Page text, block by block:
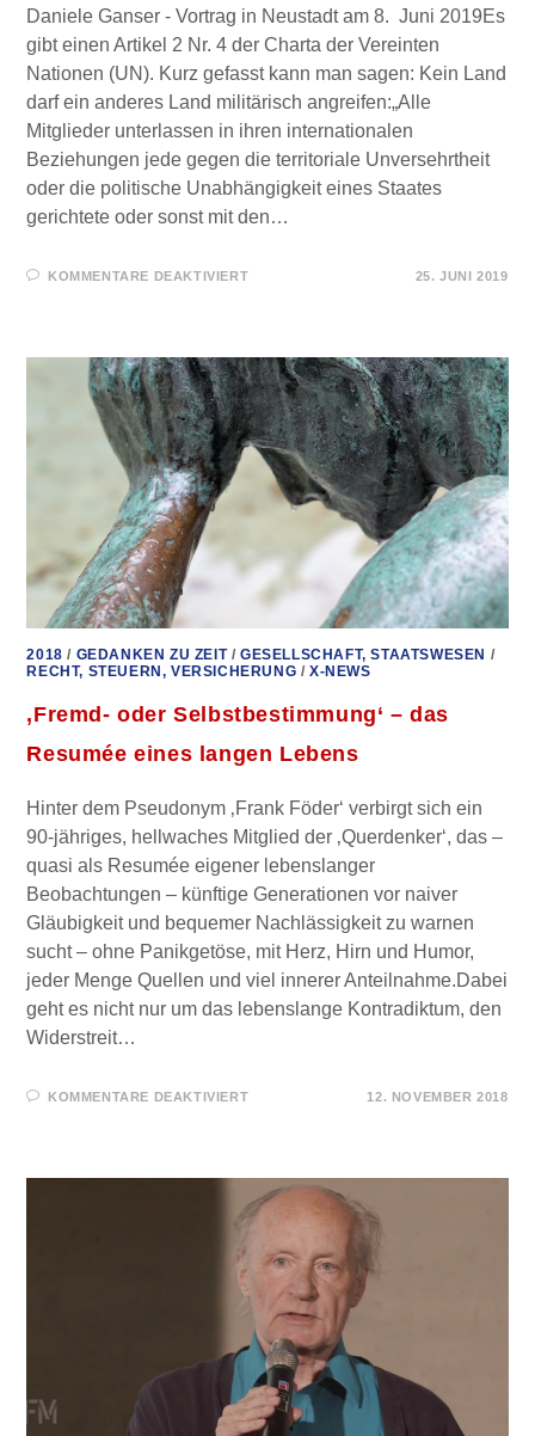
Daniele Ganser - Vortrag in Neustadt am 8. Juni 2019Es
gibt einen Artikel 2 Nr. 4 der Charta der Vereinten
Nationen (UN). Kurz gefasst kann man sagen: Kein Land
darf ein anderes Land militärisch angreifen:„Alle
Mitglieder unterlassen in ihren internationalen
Beziehungen jede gegen die territoriale Unversehrtheit
oder die politische Unabhängigkeit eines Staates
gerichtete oder sonst mit den…
KOMMENTARE DEAKTIVIERTFÜR
25. JUNI 2019
2018 / GEDANKEN ZU ZEIT/GESELLSCHAFT, STAATSWESEN /
RECHT, STEUERN, VERSICHERUNG /X-NEWS
‚Fremd- oder Selbstbestimmung‘ – das
Resumée eines langen Lebens
Hinter dem Pseudonym ‚Frank Föder‘ verbirgt sich ein
90-jähriges, hellwaches Mitglied der ‚Querdenker‘, das –
quasi als Resumée eigener lebenslanger
Beobachtungen – künftige Generationen vor naiver
Gläubigkeit und bequemer Nachlässigkeit zu warnen
sucht – ohne Panikgetöse, mit Herz, Hirn und Humor,
jeder Menge Quellen und viel innerer Anteilnahme.Dabei
geht es nicht nur um das lebenslange Kontradiktum, den
Widerstreit…
KOMMENTARE DEAKTIVIERTFÜR
RESUMÉE
EINES
LANGEN
12. NOVEMBER 2018